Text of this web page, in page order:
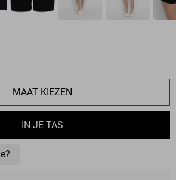
MAAT KIEZEN
IN JE TAS